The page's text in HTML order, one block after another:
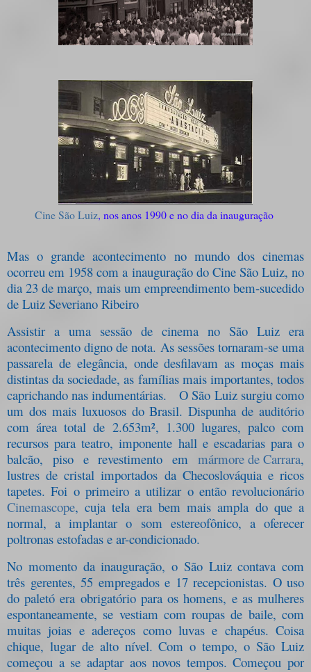
Cine São Luiz, nos anos 1990 e no dia da inauguração
Mas o grande acontecimento no mundo dos cinemas
ocorreu em 1958 com a inauguração do Cine São Luiz, no
dia 23 de março, mais um empreendimento bem-sucedido
de Luiz Severiano Ribeiro
Assistir a uma sessão de cinema no São Luiz era
acontecimento digno de nota. As sessões tornaram-se uma
passarela de elegância, onde desfilavam as moças mais
distintas da sociedade, as famílias mais importantes, todos
caprichando nas indumentárias.
O São Luiz surgiu como
um dos mais luxuosos do Brasil. Dispunha de auditório
com área total de 2.653m², 1.300 lugares, palco com
recursos para teatro, imponente hall e escadarias para o
balcão, piso e revestimento em mármore de Carrara,
lustres de cristal importados da Checoslováquia e ricos
tapetes. Foi o primeiro a utilizar o então revolucionário
Cinemascope, cuja tela era bem mais ampla do que a
normal, a implantar o som estereofônico, a oferecer
poltronas estofadas e ar-condicionado.
No momento da inauguração, o São Luiz contava com
três gerentes, 55 empregados e 17 recepcionistas. O uso
do paletó era obrigatório para os homens, e as mulheres
espontaneamente, se vestiam com roupas de baile, com
muitas joias e adereços como luvas e chapéus. Coisa
chique, lugar de alto nível. Com o tempo, o São Luiz
começou a se adaptar aos novos tempos. Começou por